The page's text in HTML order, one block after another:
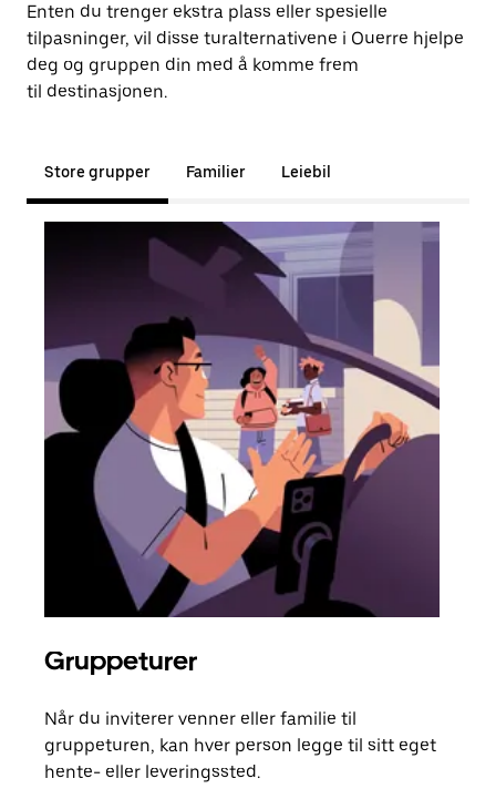
Enten du trenger ekstra plass eller spesielle
tilpasninger, vil disse turalternativene i Ouerre hjelpe
deg og gruppen din med å komme frem
til destinasjonen.
Store grupper Familier Leiebil
Gruppeturer
Når du inviterer venner eller familie til
gruppeturen, kan hver person legge til sitt eget
hente- eller leveringssted.